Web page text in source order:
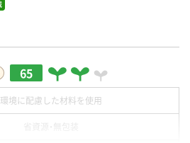
65
環境に配慮した材料を使用